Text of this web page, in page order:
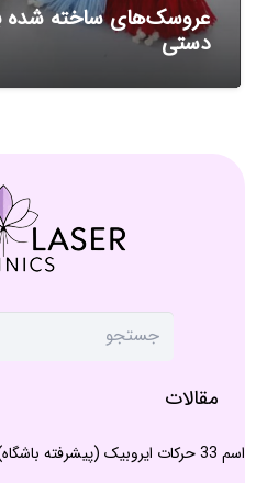
عروسک‌های ساخته شده
دستی
مقالات
اسم 33 حرکات ایروبیک (پیشرفته باشگاه) با فیلم و نکته